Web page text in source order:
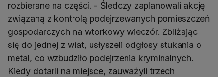
rozbierane na części. - Śledczy zaplanowali akcję
związaną z kontrolą podejrzewanych pomieszczeń
gospodarczych na wtorkowy wieczór. Zbliżając
się do jednej z wiat, usłyszeli odgłosy stukania o
metal, co wzbudziło podejrzenia kryminalnych.
Kiedy dotarli na miejsce, zauważyli trzech